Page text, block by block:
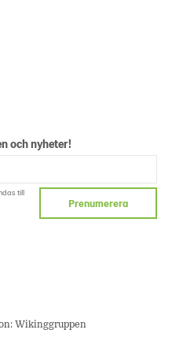
och nyheter!
till
Prenumerera
Wikinggruppen